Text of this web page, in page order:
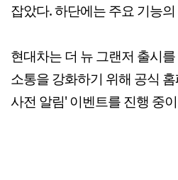
잡았다. 하단에는 주요 기능
현대차는 더 뉴 그랜저 출시
소통을 강화하기 위해 공식
사전 알림' 이벤트를 진행 중